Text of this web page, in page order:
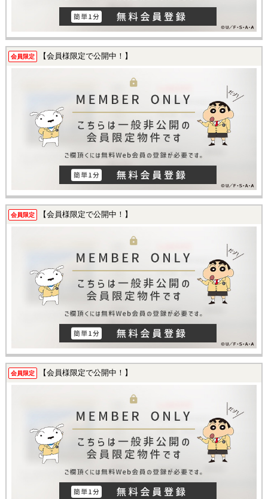
会員限定 【会員様限定で公開中！】
会員限定 【会員様限定で公開中！】
会員限定 【会員様限定で公開中！】